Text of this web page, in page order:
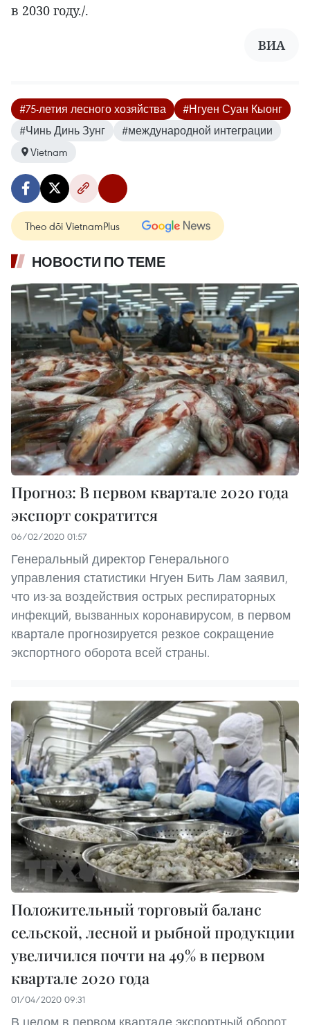
в 2030 году./.
ВИА
#75-летия лесного хозяйства
#Нгуен Суан Кыонг
#Чинь Динь Зунг
#международной интеграции
Vietnam
Theo dõi VietnamPlus
НОВОСТИ ПО ТЕМЕ
Прогноз: В первом квартале 2020 года
экспорт сократится
06/02/2020 01:57
Генеральный директор Генерального
управления статистики Нгуен Бить Лам заявил,
что из-за воздействия острых респираторных
инфекций, вызванных коронавирусом, в первом
квартале прогнозируется резкое сокращение
экспортного оборота всей страны.
Положительный торговый баланс
сельской, лесной и рыбной продукции
увеличился почти на 49% в первом
квартале 2020 года
01/04/2020 09:31